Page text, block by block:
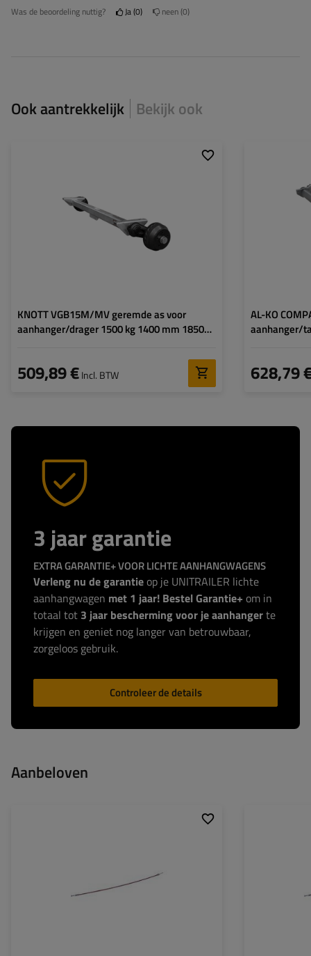
Was de beoordeling nuttig? Ja 0 neen 0
Ook aantrekkelijk Bekijk ook
KNOTT VGB15M/MV geremde as voor
aanhanger/drager 1500 kg 1400 mm 1850
509,89 €Incl. BTW
5x112
min. 67 mm
AL-KO
aanhanger/
628,79
3 jaar garantie
EXTRA GARANTIE+ VOOR LICHTE AANHANGWAGENS
Verleng nu de garantie op je UNITRAILER lichte
aanhangwagen met 1 jaar! Bestel Garantie+ om in
totaal tot 3 jaar bescherming voor je aanhangerte
krijgen en geniet nog langer van betrouwbaar,
zorgeloos gebruik.
Controleer de details
Aanbeloven